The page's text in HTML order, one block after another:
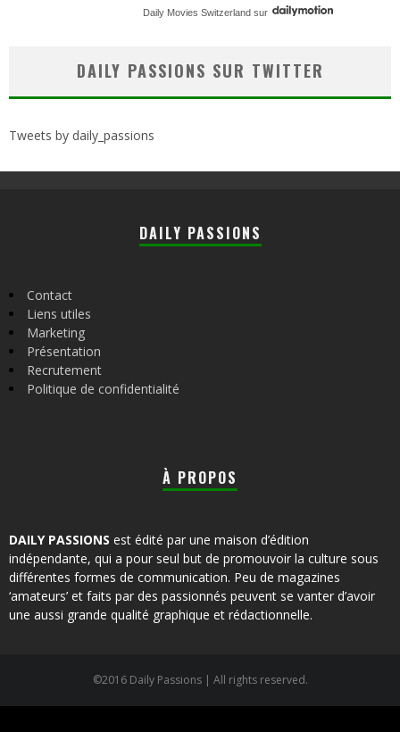
Daily Movies Switzerland sur
DAILY PASSIONS SUR TWITTER
Tweets by daily_passions
DAILY PASSIONS
Contact
Liens utiles
Marketing
Présentation
Recrutement
Politique de confidentialité
À PROPOS
DAILY PASSIONS est édité par une maison d’édition
indépendante, qui a pour seul but de promouvoir la culture sous
différentes formes de communication. Peu de magazines
‘amateurs’ et faits par des passionnés peuvent se vanter d’avoir
une aussi grande qualité graphique et rédactionnelle.
©2016 Daily Passions | All rights reserved.